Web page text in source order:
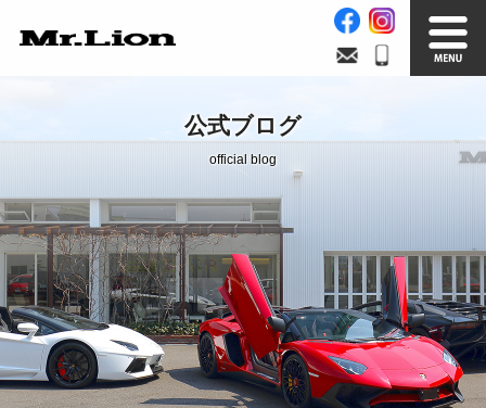
在庫車情報 買取無料査定
Factory
自社工場 サービス案内
Official Blog
公式ブログ
Company info.
会社案内
公式ブログ
official blog